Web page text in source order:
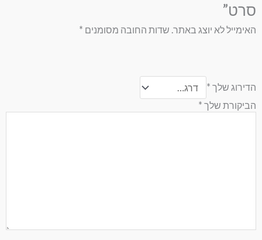
סרט”
האימייל לא יוצג באתר. שדות החובה מסומנים *
הדירוג שלך *
הביקורת שלך *